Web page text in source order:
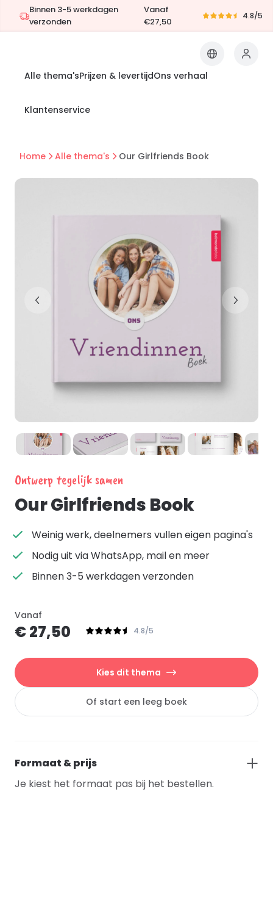
Binnen 3-5 werkdagen
verzonden
Vanaf
€27,50
4.8/5
Alle thema'sPrijzen & levertijdOns verhaal
Klantenservice
Home Alle thema's Our Girlfriends Book
Ontwerp tegelijk samen
Our Girlfriends Book
Weinig werk, deelnemers vullen eigen pagina's
Nodig uit via WhatsApp, mail en meer
Binnen 3-5 werkdagen verzonden
Vanaf
€ 27,50 4.8/5
Kies dit thema
Of start een leeg boek
Formaat & prijs
Je kiest het formaat pas bij het bestellen.